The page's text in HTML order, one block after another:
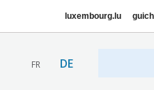
luxembourg.lu
FR DE